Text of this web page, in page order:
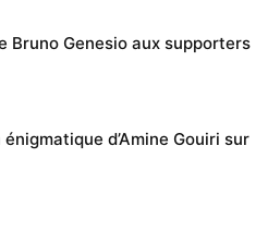
Bruno Genesio aux supporters
d’Amine Gouiri sur